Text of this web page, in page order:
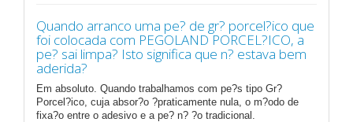
Quando arranco uma pe? de gr? porcel?ico que
foi colocada com PEGOLAND PORCEL?ICO, a
pe? sai limpa? Isto significa que n? estava bem
aderida?
Em absoluto. Quando trabalhamos com pe?s tipo Gr?
Porcel?ico, cuja absor?o ?praticamente nula, o m?odo de
fixa?o entre o adesivo e a pe? n? ?o tradicional.